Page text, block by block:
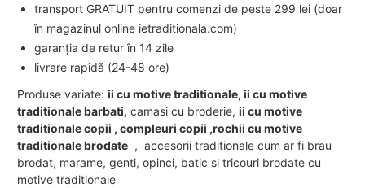
transport GRATUIT pentru comenzi de peste 299 lei (doar
în magazinul online ietraditionala.com)
garanția de retur în 14 zile
livrare rapidă (24-48 ore)
Produse variate: ii cu motive traditionale, ii cu motive
traditionale barbati, camasi cu broderie, ii cu motive
traditionale copii , compleuri copii ,rochii cu motive
traditionale brodate , accesorii traditionale cum ar fi brau
brodat, marame, genti, opinci, batic si tricouri brodate cu
motive traditionale